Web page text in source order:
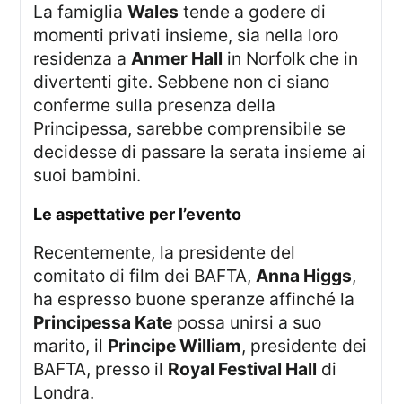
La famigliaWales tende a godere di
momenti privati insieme, sia nella loro
residenza aAnmer Hall in Norfolk che in
divertenti gite. Sebbene non ci siano
conferme sulla presenza della
Principessa, sarebbe comprensibile se
decidesse di passare la serata insieme ai
suoi bambini.
Le aspettative per l’evento
Recentemente, la presidente del
comitato di film dei BAFTA,Anna Higgs,
ha espresso buone speranze affinché la
Principessa Kate possa unirsi a suo
marito, il Principe William, presidente dei
BAFTA, presso il Royal Festival Hall di
Londra.